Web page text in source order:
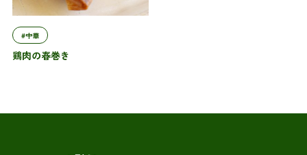
#中華
鶏肉の春巻き